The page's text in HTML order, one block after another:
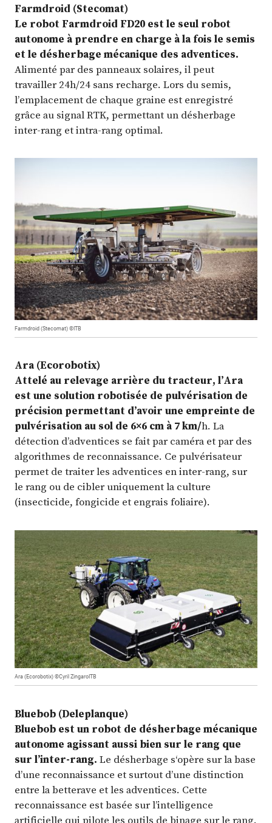
Farmdroid (Stecomat)
Le robot Farmdroid FD20 est le seul robot
autonome à prendre en charge à la fois le semis
et le désherbage mécanique des adventices.
Alimenté par des panneaux solaires, il peut
travailler 24h/24 sans recharge. Lors du semis,
l’emplacement de chaque graine est enregistré
grâce au signal RTK, permettant un désherbage
inter-rang et intra-rang optimal.
Farmdroid (Stecomat) ©ITB
Ara (Ecorobotix)
Attelé au relevage arrière du tracteur, l’Ara
est une solution robotisée de pulvérisation de
précision permettant d’avoir une empreinte de
pulvérisation au sol de 6×6 cm à 7 km/h. La
détection d’adventices se fait par caméra et par des
algorithmes de reconnaissance. Ce pulvérisateur
permet de traiter les adventices en inter-rang, sur
le rang ou de cibler uniquement la culture
(insecticide, fongicide et engrais foliaire).
Ara (Ecorobotix) ©Cyril ZingaroITB
Bluebob (Deleplanque)
Bluebob est un robot de désherbage mécanique
autonome agissant aussi bien sur le rang que
sur l’inter-rang. Le désherbage s‘opère sur la base
d’une reconnaissance et surtout d’une distinction
entre la betterave et les adventices. Cette
reconnaissance est basée sur l’intelligence
artificielle qui pilote les outils de binage sur le rang.